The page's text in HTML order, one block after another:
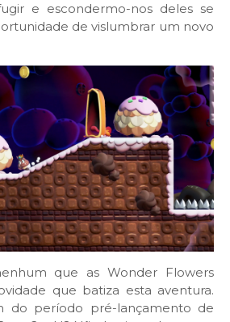
e escondermo-nos deles se
de vislumbrar um novo
que as Wonder Flowers
que batiza esta aventura.
do período pré-lançamento de